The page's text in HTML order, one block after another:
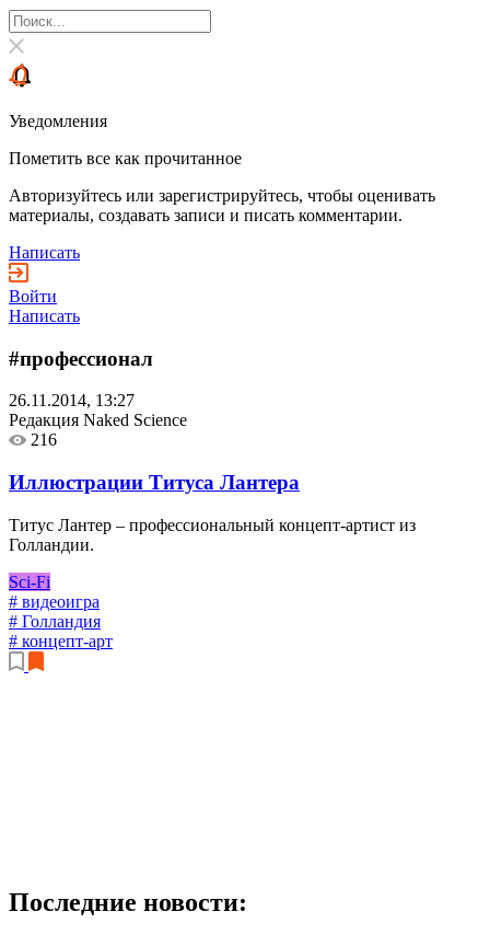
Уведомления
Пометить все как прочитанное
Авторизуйтесь или зарегистрируйтесь, чтобы оценивать
материалы, создавать записи и писать комментарии.
Написать
Войти
Написать
#профессионал
26.11.2014, 13:27
Редакция Naked Science
216
Иллюстрации Титуса Лантера
Титус Лантер – профессиональный концепт-артист из
Голландии.
Sci-Fi
# видеоигра
# Голландия
# концепт-арт
Последние новости: